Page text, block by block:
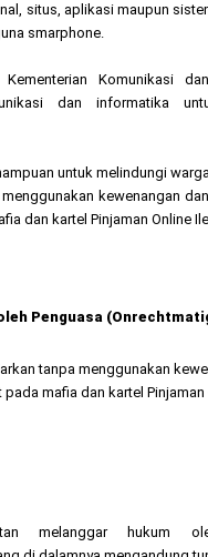
situs, aplikasi maupun
smarphone.
Komunikasi
dan informatika
untuk melindungi
kewenangan
dan kartel Pinjaman Online
Penguasa
tanpa menggunakan
mafia dan kartel
melanggar hukum